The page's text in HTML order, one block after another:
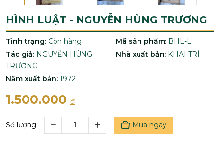
HÌNH LUẬT - NGUYỄN HÙNG TRƯƠNG
Tình trạng: Còn hàng Mã sản phẩm: BHL-L
Tác giả: NGUYỄN HÙNG
TRƯƠNG
Nhà xuất bản: KHAI TRÍ
Năm xuất bản: 1972
1.500.000 đ
Số lượng Mua ngay